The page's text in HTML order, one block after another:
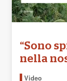
“Sono
nella
Video